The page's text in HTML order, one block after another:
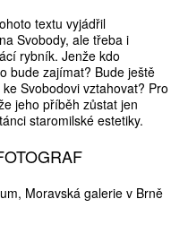
textu vyjádřil
Svobody, ale třeba i
rybník. Jenže kdo
bude zajímat? Bude ještě
Svobodovi vztahovat? Pro
jeho příběh zůstat jen
staromilské estetiky.
Moravská galerie v Brně